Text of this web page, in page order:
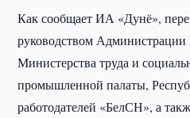
Как сообщает ИА «Дунё»,
руководством Администрации
Министерства труда и
промышленной палаты,
работодателей «БелСН», а